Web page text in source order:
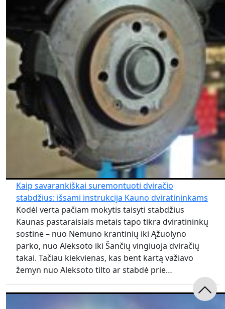
Kaip savarankiškai suremontuoti dviračio
stabdžius: išsami instrukcija Kauno dviratininkams
Kodėl verta pačiam mokytis taisyti stabdžius
Kaunas pastaraisiais metais tapo tikra dviratininkų
sostine – nuo Nemuno krantinių iki Ąžuolyno
parko, nuo Aleksoto iki Šančių vingiuoja dviračių
takai. Tačiau kiekvienas, kas bent kartą važiavo
žemyn nuo Aleksoto tilto ar stabdė prie…